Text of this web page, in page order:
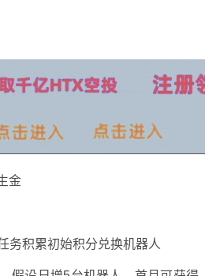
金
务积累初始积分兑换机器人